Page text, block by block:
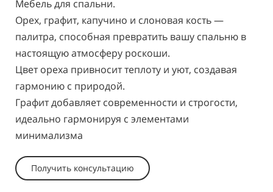
Мебель для спальни.
Орех, графит, капучино и слоновая кость —
палитра, способная превратить вашу спальню в
настоящую атмосферу роскоши.
Цвет ореха привносит теплоту и уют, создавая
гармонию с природой.
Графит добавляет современности и строгости,
идеально гармонируя с элементами
минимализма
Получить консультацию